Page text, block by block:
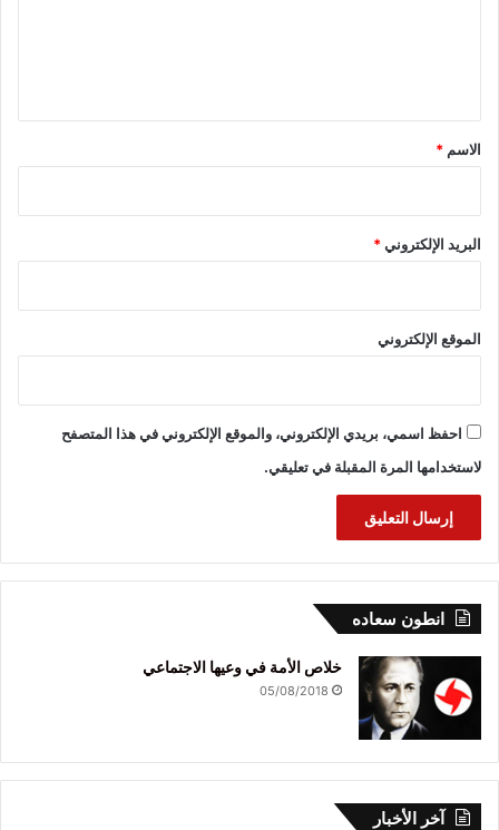
*
الاسم *
البريد الإلكتروني*
الموقع الإلكتروني
احفظ اسمي، بريدي الإلكتروني، والموقع الإلكتروني في هذا المتصفح
لاستخدامها المرة المقبلة في تعليقي.
انطون سعاده
خلاص الأمة في وعيها الاجتماعي
05/08/2018
آخر الأخبار